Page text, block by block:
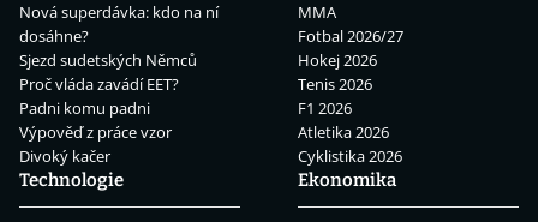
Nová superdávka: kdo na ní
dosáhne?
Sjezd sudetských Němců
Proč vláda zavádí EET?
Padni komu padni
Výpověď z práce vzor
Divoký kačer
MMA
Fotbal 2026/27
Hokej 2026
Tenis 2026
F1 2026
Atletika 2026
Cyklistika 2026
Technologie
Ekonomika